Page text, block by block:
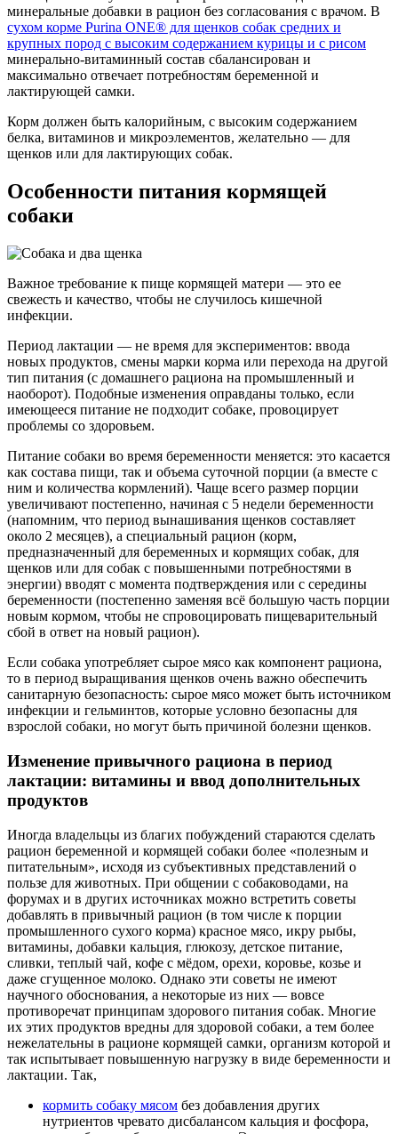
минеральные добавки в рацион без согласования с врачом. В
сухом корме Purina ONE® для щенков собак средних и
крупных пород с высоким содержанием курицы и с рисом
минерально-витаминный состав сбалансирован и
максимально отвечает потребностям беременной и
лактирующей самки.
Корм должен быть калорийным, с высоким содержанием
белка, витаминов и микроэлементов, желательно — для
щенков или для лактирующих собак.
Особенности питания кормящей
собаки
Важное требование к пище кормящей матери — это ее
свежесть и качество, чтобы не случилось кишечной
инфекции.
Период лактации — не время для экспериментов: ввода
новых продуктов, смены марки корма или перехода на другой
тип питания (с домашнего рациона на промышленный и
наоборот). Подобные изменения оправданы только, если
имеющееся питание не подходит собаке, провоцирует
проблемы со здоровьем.
Питание собаки во время беременности меняется: это касается
как состава пищи, так и объема суточной порции (а вместе с
ним и количества кормлений). Чаще всего размер порции
увеличивают постепенно, начиная с 5 недели беременности
(напомним, что период вынашивания щенков составляет
около 2 месяцев), а специальный рацион (корм,
предназначенный для беременных и кормящих собак, для
щенков или для собак с повышенными потребностями в
энергии) вводят с момента подтверждения или с середины
беременности (постепенно заменяя всё большую часть порции
новым кормом, чтобы не спровоцировать пищеварительный
сбой в ответ на новый рацион).
Если собака употребляет сырое мясо как компонент рациона,
то в период выращивания щенков очень важно обеспечить
санитарную безопасность: сырое мясо может быть источником
инфекции и гельминтов, которые условно безопасны для
взрослой собаки, но могут быть причиной болезни щенков.
Изменение привычного рациона в период
лактации: витамины и ввод дополнительных
продуктов
Иногда владельцы из благих побуждений стараются сделать
рацион беременной и кормящей собаки более «полезным и
питательным», исходя из субъективных представлений о
пользе для животных. При общении с собаководами, на
форумах и в других источниках можно встретить советы
добавлять в привычный рацион (в том числе к порции
промышленного сухого корма) красное мясо, икру рыбы,
витамины, добавки кальция, глюкозу, детское питание,
сливки, теплый чай, кофе с мёдом, орехи, коровье, козье и
даже сгущенное молоко. Однако эти советы не имеют
научного обоснования, а некоторые из них — вовсе
противоречат принципам здорового питания собак. Многие
их этих продуктов вредны для здоровой собаки, а тем более
нежелательны в рационе кормящей самки, организм которой и
так испытывает повышенную нагрузку в виде беременности и
лактации. Так,
кормить собаку мясом без добавления других
нутриентов чревато дисбалансом кальция и фосфора,